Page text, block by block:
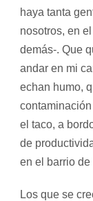
haya tanta
nosotros, en
demás-. Que
andar en mi
echan humo,
el taco, a
de
en el barrio
Los que se